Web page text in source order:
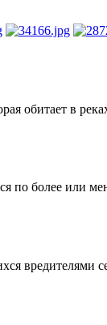
обитает в
по более или
вредителями